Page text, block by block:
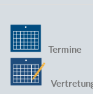
Termine